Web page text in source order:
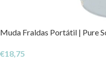
Muda Fraldas Portátil | Pure
€18,75